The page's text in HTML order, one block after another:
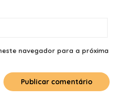
navegador para a próxima